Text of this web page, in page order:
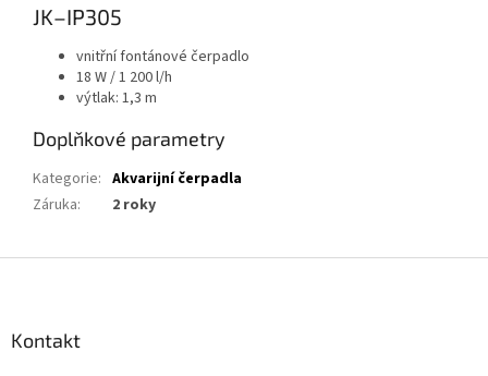
JK–IP305
vnitřní fontánové čerpadlo
18 W / 1 200 l/h
výtlak: 1,3 m
Doplňkové parametry
Kategorie: Akvarijní čerpadla
Záruka: 2 roky
Kontakt